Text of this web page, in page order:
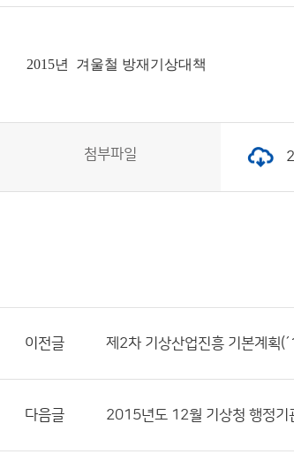
2015년 겨울철 방재기상대책
첨부파일
이전글 제2차 기상산업진흥 기본계획
다음글 2015년도 12월 기상청 행정기